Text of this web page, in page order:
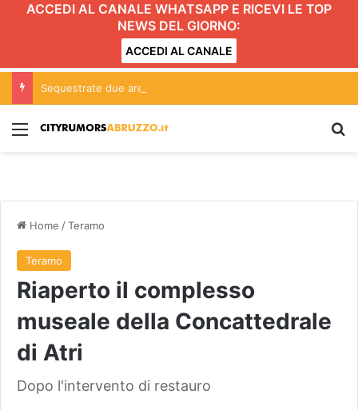
ACCEDI AL CANALE WHATSAPP E RICEVI LE TOP
NEWS DEL GIORNO:
ACCEDI AL CANALE
Menu
Home /Teramo
Teramo
Riaperto il complesso
museale della Concattedrale
di Atri
Dopo l'intervento di restauro